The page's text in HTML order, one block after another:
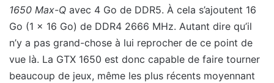
1650 Max-Q avec 4 Go de DDR5. À cela s’ajoutent 16
Go (1 x 16 Go) de DDR4 2666 MHz. Autant dire qu’il
n’y a pas grand-chose à lui reprocher de ce point de
vue là. La GTX 1650 est donc capable de faire tourner
beaucoup de jeux, même les plus récents moyennant